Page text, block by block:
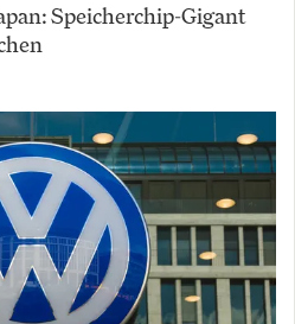
Speicherchip-Gigant